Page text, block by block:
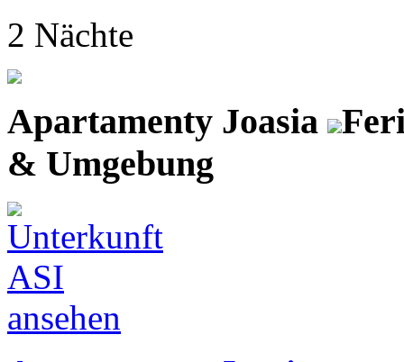
2 Nächte
Apartamenty Joasia
& Umgebung